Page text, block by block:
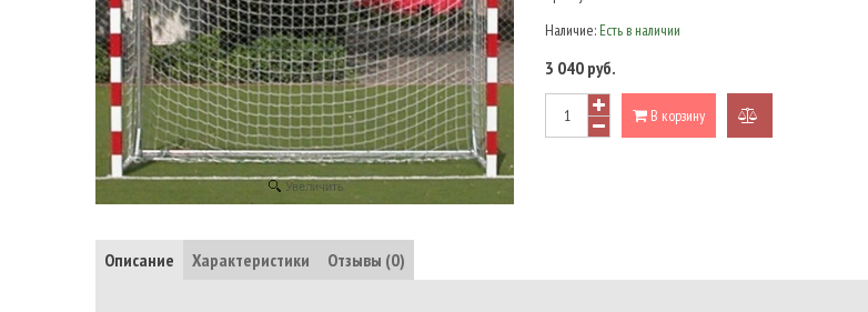
Увеличить
Наличие: Есть в наличии
3 040 руб.
В корзину
Описание Характеристики Отзывы (0)